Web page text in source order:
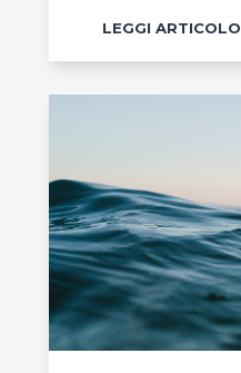
LEGGI ARTICOLO